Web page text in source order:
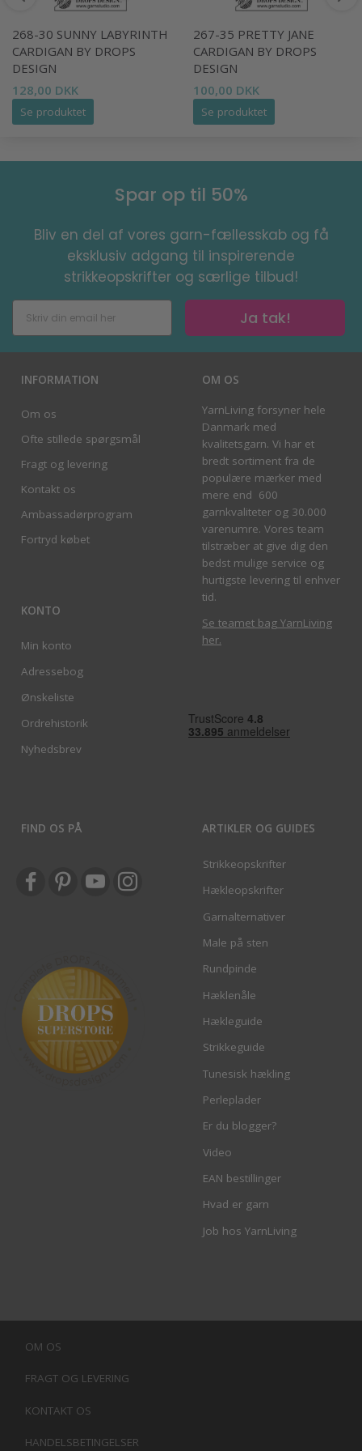
268-30 SUNNY LABYRINTH
CARDIGAN BY DROPS
DESIGN
128,00 DKK
Se produktet
267-35 PRETTY JANE
CARDIGAN BY DROPS
DESIGN
100,00 DKK
Se produktet
Spar op til 50%
Bliv en del af vores garn-fællesskab og få
eksklusiv adgang til inspirerende
strikkeopskrifter og særlige tilbud!
Ja tak!
INFORMATION
Om os
Ofte stillede spørgsmål
Fragt og levering
Kontakt os
Ambassadørprogram
Fortryd købet
KONTO
Min konto
Adressebog
Ønskeliste
Ordrehistorik
Nyhedsbrev
OM OS
YarnLiving forsyner hele
Danmark med
kvalitetsgarn. Vi har et
bredt sortiment fra de
populære mærker med
mere end 600
garnkvaliteter og 30.000
varenumre. Vores team
tilstræber at give dig den
bedst mulige service og
hurtigste levering til enhver
tid.
Se teamet bag YarnLiving
her.
FIND OS PÅ ARTIKLER OG GUIDES
Strikkeopskrifter
Hækleopskrifter
Garnalternativer
Male på sten
Rundpinde
Hæklenåle
Hækleguide
Strikkeguide
Tunesisk hækling
Perleplader
Er du blogger?
Video
EAN bestillinger
Hvad er garn
Job hos YarnLiving
OM OS
FRAGT OG LEVERING
KONTAKT OS
HANDELSBETINGELSER